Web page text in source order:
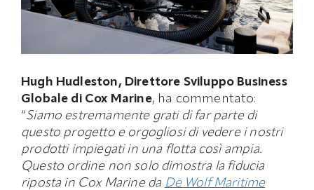
Hugh Hudleston, Direttore Sviluppo Business
Globale di Cox Marine, ha commentato:
“Siamo estremamente grati di far parte di
questo progetto e orgogliosi di vedere i nostri
prodotti impiegati in una flotta così ampia.
Questo ordine non solo dimostra la fiducia
riposta in Cox Marine da De Wolf Maritime